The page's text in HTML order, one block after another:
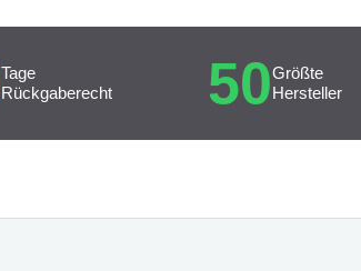
Tage
Rückgaberecht
50Größte
Hersteller